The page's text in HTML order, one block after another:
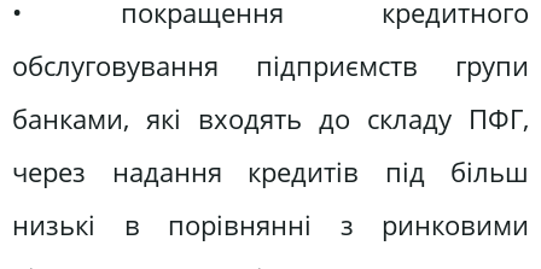
• покращення кредитного
обслуговування підприємств групи
банками, які входять до складу ПФГ,
через надання кредитів під більш
низькі в порівнянні з ринковими